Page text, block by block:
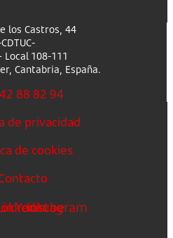
los Castros, 44
Local 108-111
Cantabria, España.
88 82 94
de privacidad
de cookies
Youtube
Instagram